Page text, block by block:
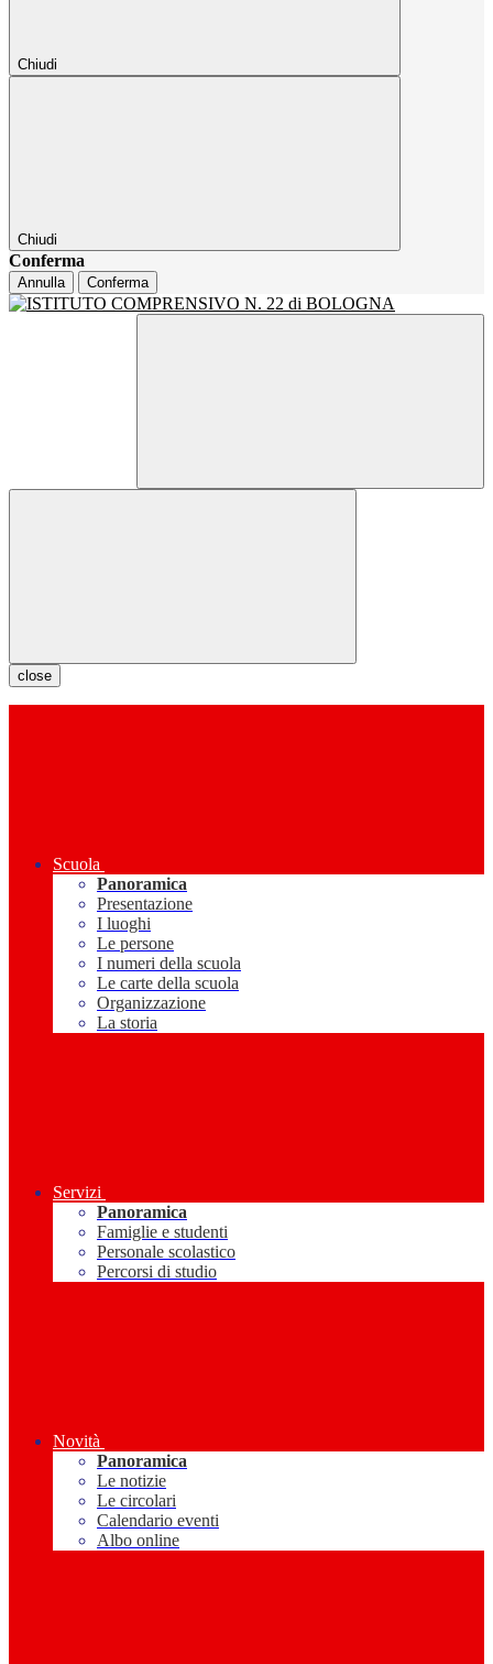
Chiudi
Chiudi
Conferma
Annulla Conferma
close
Scuola
Panoramica
Presentazione
I luoghi
Le persone
I numeri della scuola
Le carte della scuola
Organizzazione
La storia
Servizi
Panoramica
Famiglie e studenti
Personale scolastico
Percorsi di studio
Novità
Panoramica
Le notizie
Le circolari
Calendario eventi
Albo online